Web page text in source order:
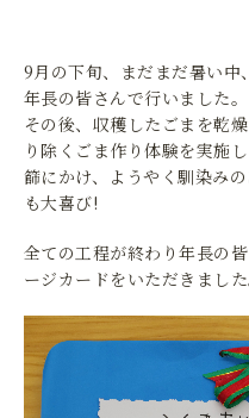
9月の下旬、まだまだ暑い中
年長の皆さんで行いました。
その後、収穫したごまを乾
り除くごま作り体験を実施し
篩にかけ、ようやく馴染み
も大喜び!
全ての工程が終わり年長の
ージカードをいただきました